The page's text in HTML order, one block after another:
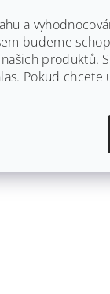
a
budeme
produktů.
Pokud